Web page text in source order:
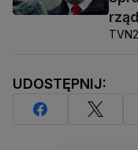
UDOSTĘPNIJ: